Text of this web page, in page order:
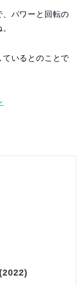
パワーと回転の
いるとのことで